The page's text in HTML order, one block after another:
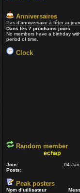
Anniversaires
Pas d’anniversaire à fêter
Dans les 7 prochains jours
No members have a birthday
period of time.
Clock
Random member
echap
Join:
Posts:
Peak posters
Nom d’utilisateur